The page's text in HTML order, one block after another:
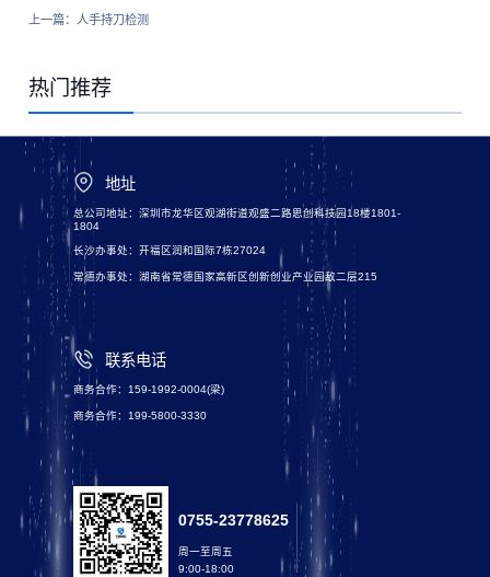
上一篇： 人手持刀检测
热门推荐
地址
总公司地址：深圳市龙华区观湖街道观盛二路思创科技园18楼1801-
1804
长沙办事处：开福区润和国际7栋27024
常德办事处：湖南省常德国家高新区创新创业产业园敌二层215
联系电话
商务合作：159-1992-0004(梁)
商务合作：199-5800-3330
0755-23778625
周一至周五
9:00-18:00